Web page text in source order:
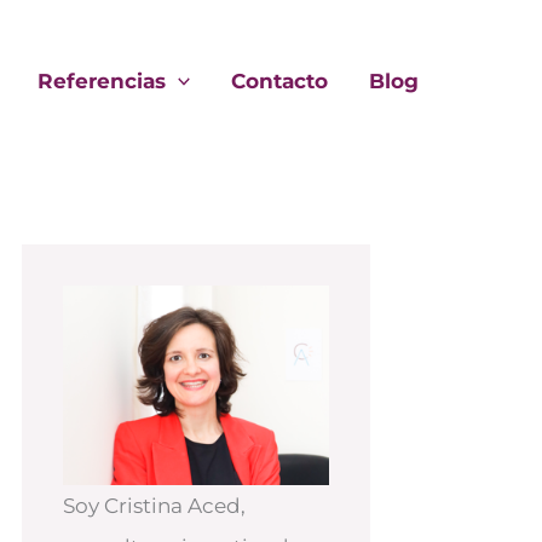
Referencias Contacto Blog
Soy Cristina Aced,